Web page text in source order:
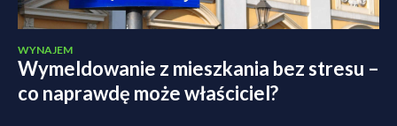
WYNAJEM
Wymeldowanie z mieszkania bez stresu –
co naprawdę może właściciel?